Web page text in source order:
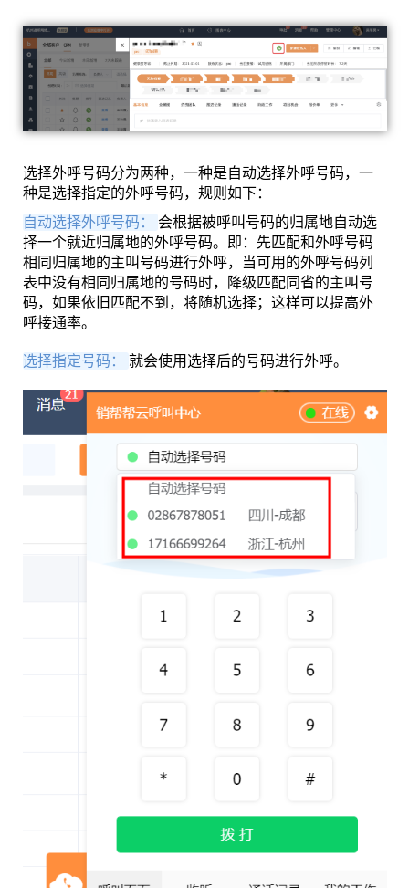
选择外呼号码分为两种，一种是自动选择外呼号码，一
种是选择指定的外呼号码，规则如下：
自动选择外呼号码： 会根据被呼叫号码的归属地自动选
择一个就近归属地的外呼号码。即：先匹配和外呼号码
相同归属地的主叫号码进行外呼，当可用的外呼号码列
表中没有相同归属地的号码时，降级匹配同省的主叫号
码，如果依旧匹配不到，将随机选择；这样可以提高外
呼接通率。
选择指定号码： 就会使用选择后的号码进行外呼。